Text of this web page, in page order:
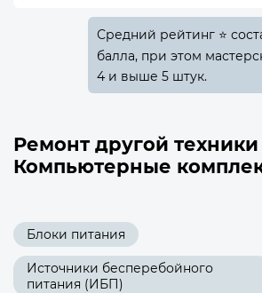
Средний рейтинг ⭐
балла, при этом
4 и выше 5 штук.
Ремонт другой
Компьютерные
Блоки питания
Источники бесперебойного
питания (ИБП)